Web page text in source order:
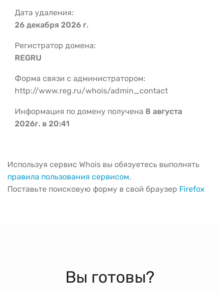
Дата удаления:
26 декабря 2026 г.
Регистратор домена:
REGRU
Форма связи с администратором:
http://www.reg.ru/whois/admin_contact
Информация по домену получена 8 августа
2026г. в 20:41
Используя сервис Whois вы обязуетесь выполнять
правила пользования сервисом.
Поставьте поисковую форму в свой браузер Firefox
Вы готовы?